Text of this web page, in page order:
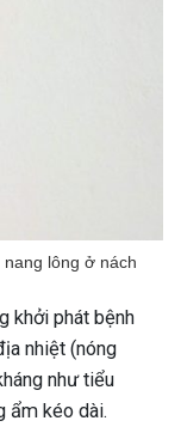
lông ở nách
khởi phát bệnh
nhiệt (nóng
như tiểu
ẩm kéo dài.